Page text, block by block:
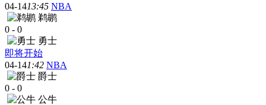
04-1413:45 NBA
鹈鹕
0 - 0
勇士
即将开始
04-141:42 NBA
爵士
0 - 0
公牛